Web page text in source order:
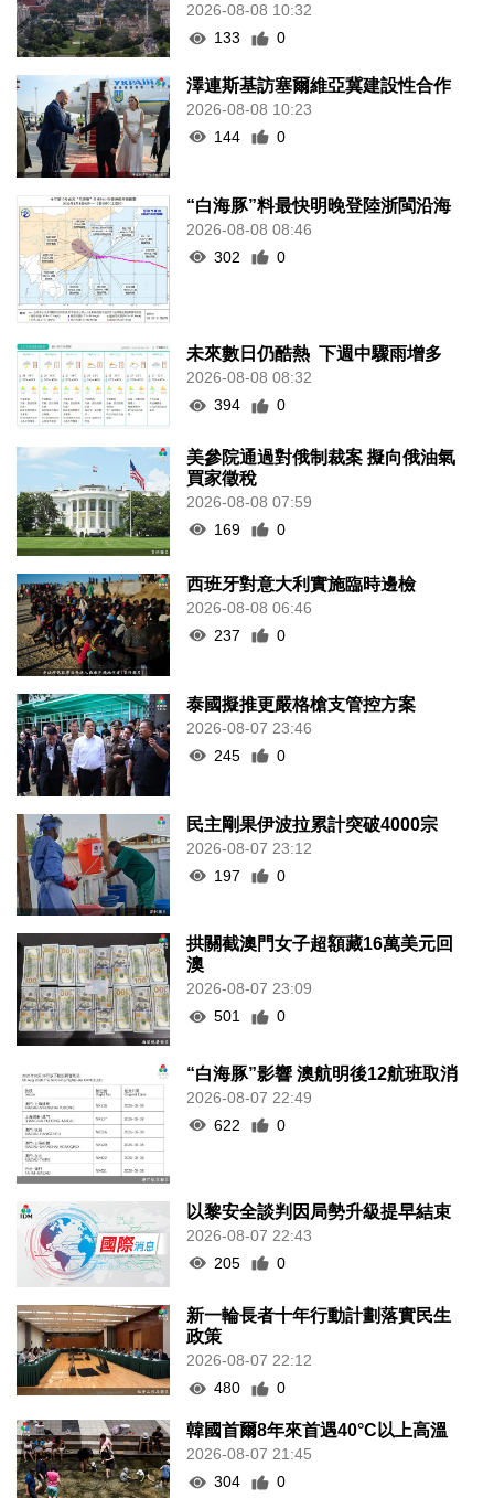
2026-08-08 10:32
133
0
澤連斯基訪塞爾維亞冀建設性合作
2026-08-08 10:23
144
0
“白海豚”料最快明晚登陸浙閩沿海
2026-08-08 08:46
302
0
未來數日仍酷熱 下週中驟雨增多
2026-08-08 08:32
394
0
美參院通過對俄制裁案 擬向俄油氣
買家徵稅
2026-08-08 07:59
169
0
西班牙對意大利實施臨時邊檢
2026-08-08 06:46
237
0
泰國擬推更嚴格槍支管控方案
2026-08-07 23:46
245
0
民主剛果伊波拉累計突破4000宗
2026-08-07 23:12
197
0
拱關截澳門女子超額藏16萬美元回
澳
2026-08-07 23:09
501
0
“白海豚”影響 澳航明後12航班取消
2026-08-07 22:49
622
0
以黎安全談判因局勢升級提早結束
2026-08-07 22:43
205
0
新一輪長者十年行動計劃落實民生
政策
2026-08-07 22:12
480
0
韓國首爾8年來首遇40°C以上高溫
2026-08-07 21:45
304
0